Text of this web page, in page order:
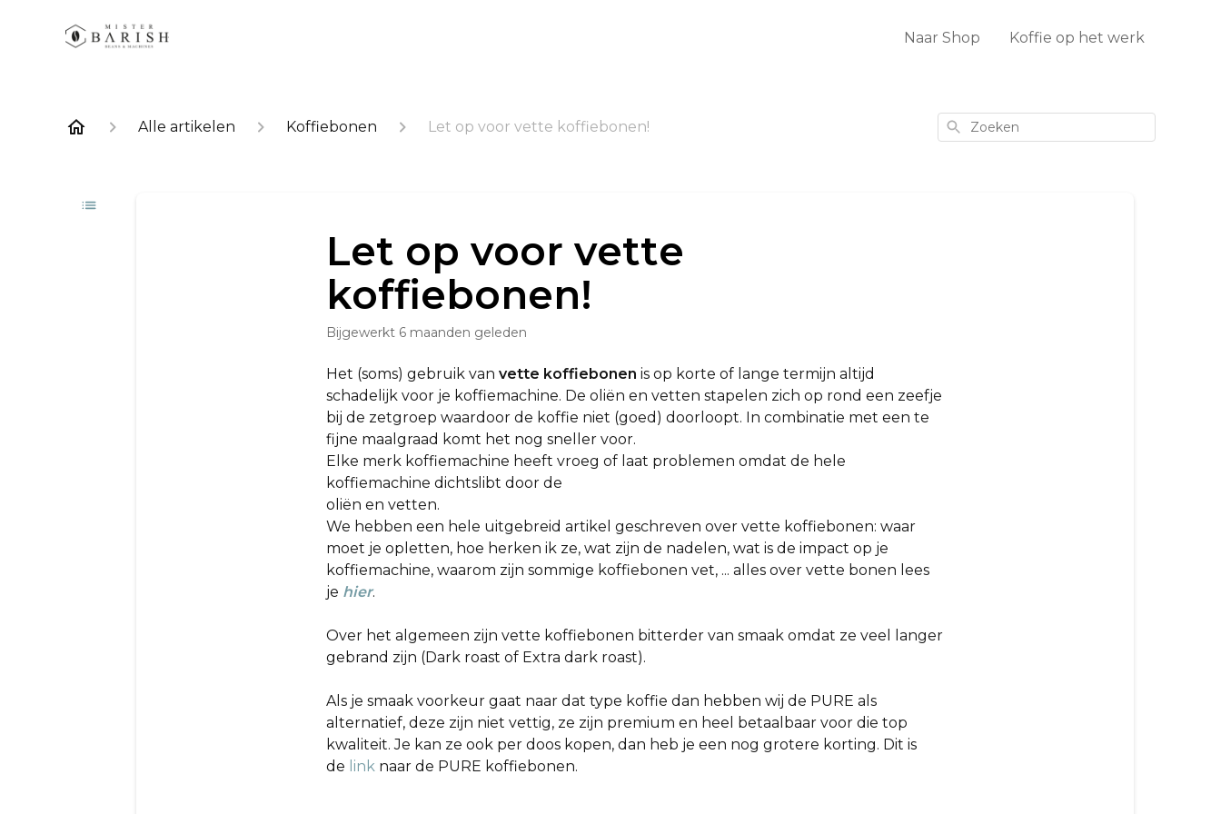
Naar Shop Koffie op het werk
Alle artikelen Koffiebonen Let op voor vette koffiebonen! Zoeken
Let op voor vette
koffiebonen!
Bijgewerkt 6 maanden geleden
Het (soms) gebruik vanvette koffiebonen is op korte of lange termijn altijd
schadelijk voor je koffiemachine. De oliën en vetten stapelen zich op rond een zeefje
bij de zetgroep waardoor de koffie niet (goed) doorloopt. In combinatie met een te
fijne maalgraad komt het nog sneller voor.
Elke merk koffiemachine heeft vroeg of laat problemen omdat de hele
koffiemachine dichtslibt door de
oliënen vetten.
We hebben een hele uitgebreid artikel geschreven over vette koffiebonen: waar
moet je opletten, hoe herken ik ze, wat zijn de nadelen, wat is de impact op je
koffiemachine, waarom zijn sommige koffiebonen vet, ... alles over vette bonen lees
je hier.
Over het algemeen zijn vette koffiebonen bitterder van smaak omdat ze veel langer
gebrand zijn (Dark roast of Extra dark roast).
Als je smaak voorkeur gaat naar dat type koffie dan hebben wij de PURE als
alternatief, deze zijn niet vettig, ze zijn premium en heel betaalbaar voor die top
kwaliteit. Je kan ze ook per doos kopen, dan heb je een nog grotere korting. Dit is
de link naar de PURE koffiebonen.